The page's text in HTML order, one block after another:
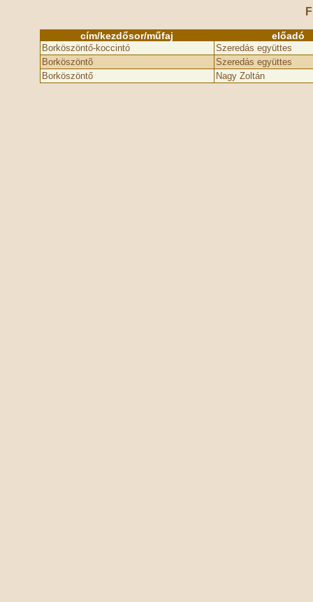
cím/kezdősor/műfaj előadó
Borköszöntő-koccintó
Szeredás együttes
Borköszöntõ
Szeredás együttes
Borköszöntő
Nagy Zoltán